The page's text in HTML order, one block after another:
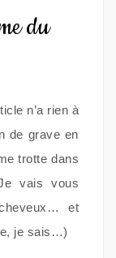
du
n’a rien à
de grave en
trotte dans
vais vous
et
je sais…)